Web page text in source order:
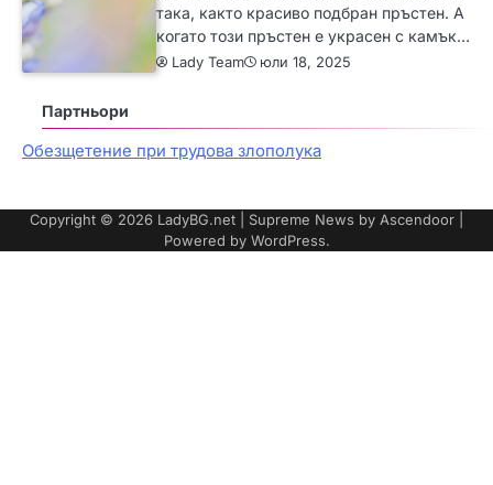
така, както красиво подбран пръстен. А
когато този пръстен е украсен с камък…
Lady Team юли 18, 2025
Партньори
Обезщетение при трудова злополука
Copyright © 2026 LadyBG.net | Supreme News by Ascendoor
Powered by WordPress.